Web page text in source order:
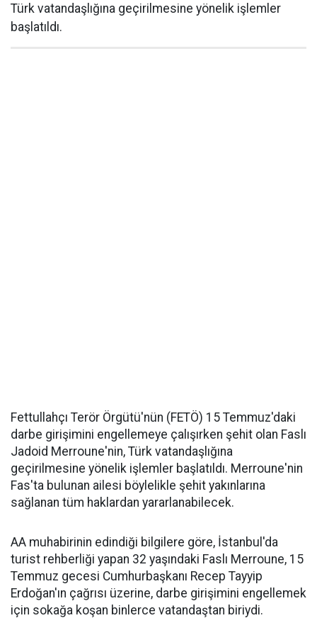
Türk vatandaşlığına geçirilmesine yönelik işlemler
başlatıldı.
Fettullahçı Terör Örgütü'nün (FETÖ) 15 Temmuz'daki
darbe girişimini engellemeye çalışırken şehit olan Faslı
Jadoid Merroune'nin, Türk vatandaşlığına
geçirilmesine yönelik işlemler başlatıldı. Merroune'nin
Fas'ta bulunan ailesi böylelikle şehit yakınlarına
sağlanan tüm haklardan yararlanabilecek.
AA muhabirinin edindiği bilgilere göre, İstanbul'da
turist rehberliği yapan 32 yaşındaki Faslı Merroune, 15
Temmuz gecesi Cumhurbaşkanı Recep Tayyip
Erdoğan'ın çağrısı üzerine, darbe girişimini engellemek
için sokağa koşan binlerce vatandaştan biriydi.